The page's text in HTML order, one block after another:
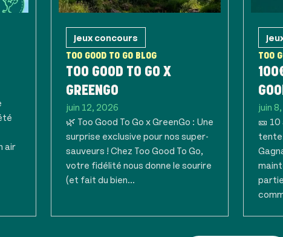
air
Jeux concours
TOO GOOD TO GO BLOG
TOO GOOD TO GO X
GREENGO
juin 12, 2026
🌿 Too Good To Go x GreenGo : Une
surprise exclusive pour nos super-
sauveurs ! Chez Too Good To Go,
votre fidélité nous donne le sourire
(et fait du bien...
TOO
juin
🎫 10